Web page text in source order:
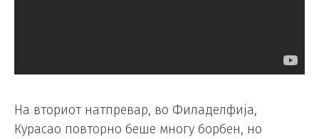
На вториот натпревар, во Филаделфија,
Курасао повторно беше многу борбен, но